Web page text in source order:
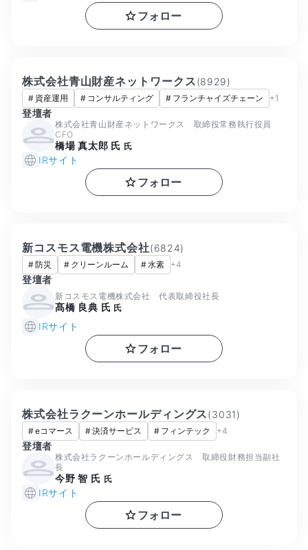
フォロー
株式会社青山財産ネットワークス(8929)
# 資産運用 # コンサルティング # フランチャイズチェーン +1
登壇者
株式会社青山財産ネットワークス 取締役常務執行役員
CFO
橋場 真太郎 氏 氏
IRサイト
フォロー
新コスモス電機株式会社(6824)
#防災 # クリーンルーム #水素 +4
登壇者
新コスモス電機株式会社 代表取締役社長
髙橋 良典 氏 氏
IRサイト
フォロー
株式会社ラクーンホールディングス(3031)
#eコマース #決済サービス # フィンテック +4
登壇者
株式会社ラクーンホールディングス 取締役財務担当副社
長
今野 智 氏 氏
IRサイト
フォロー